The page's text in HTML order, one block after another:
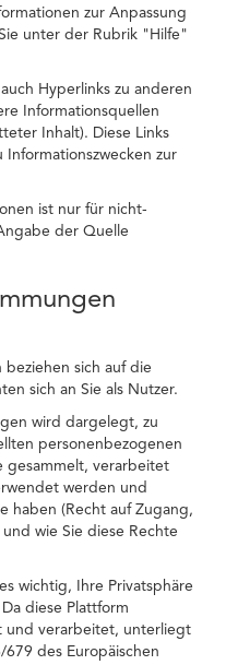
zur Anpassung
unter der Rubrik "Hilfe"
Hyperlinks zu anderen
Informationsquellen
Inhalt). Diese Links
zur
ist nur für nicht-
der Quelle
beziehen sich auf die
sich an Sie als Nutzer.
wird dargelegt, zu
personenbezogenen
gesammelt, verarbeitet
werden und
haben (Recht auf Zugang,
wie Sie diese Rechte
wichtig, Ihre Privatsphäre
diese Plattform
und verarbeitet, unterliegt
des Europäischen